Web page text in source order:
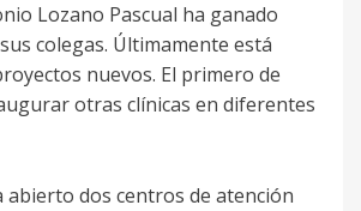
Lozano Pascual ha ganado
colegas. Últimamente está
nuevos. El primero de
otras clínicas en diferentes
abierto dos centros de atención